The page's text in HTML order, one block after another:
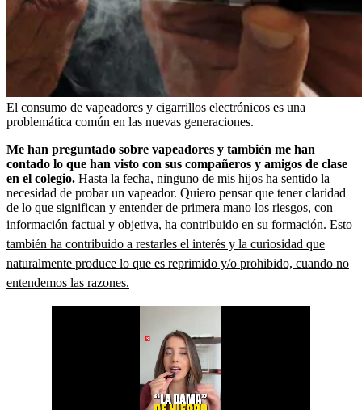
El consumo de vapeadores y cigarrillos electrónicos es una
problemática común en las nuevas generaciones.
Me han preguntado sobre vapeadores y también me han
contado lo que han visto con sus compañeros y amigos de clase
en el colegio. Hasta la fecha, ninguno de mis hijos ha sentido la
necesidad de probar un vapeador. Quiero pensar que tener claridad
de lo que significan y entender de primera mano los riesgos, con
información factual y objetiva, ha contribuido en su formación. Esto
también ha contribuido a restarles el interés y la curiosidad que
naturalmente produce lo que es reprimido y/o prohibido, cuando no
entendemos las razones.